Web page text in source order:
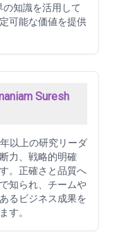
知識を活用して
可能な価値を提供
Suresh
以上の研究リーダ
力、戦略的明確
。正確さと品質へ
知られ、チームや
るビジネス成果を
す。